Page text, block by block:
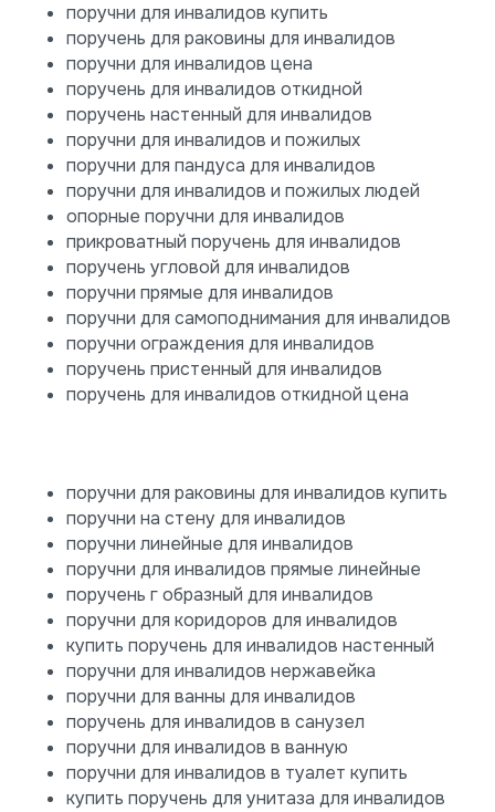
поручни для инвалидов купить
поручень для раковины для инвалидов
поручни для инвалидов цена
поручень для инвалидов откидной
поручень настенный для инвалидов
поручни для инвалидов и пожилых
поручни для пандуса для инвалидов
поручни для инвалидов и пожилых людей
опорные поручни для инвалидов
прикроватный поручень для инвалидов
поручень угловой для инвалидов
поручни прямые для инвалидов
поручни для самоподнимания для инвалидов
поручни ограждения для инвалидов
поручень пристенный для инвалидов
поручень для инвалидов откидной цена
поручни для раковины для инвалидов купить
поручни на стену для инвалидов
поручни линейные для инвалидов
поручни для инвалидов прямые линейные
поручень г образный для инвалидов
поручни для коридоров для инвалидов
купить поручень для инвалидов настенный
поручни для инвалидов нержавейка
поручни для ванны для инвалидов
поручень для инвалидов в санузел
поручни для инвалидов в ванную
поручни для инвалидов в туалет купить
купить поручень для унитаза для инвалидов